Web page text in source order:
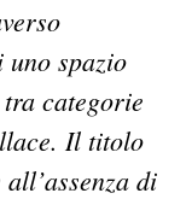
uno spazio
categorie
Il titolo
di